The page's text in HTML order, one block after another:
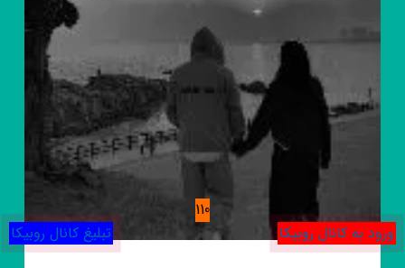
110
ورود به کانال روبیکا تبلیغ کانال روبیکا